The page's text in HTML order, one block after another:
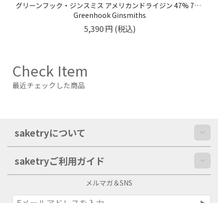
グリーンフック・ジンスミス アメリカンドライジン 47% 750ml
Greenhook Ginsmiths
5,390円 (税込)
Check Item
最近チェックした商品
saketryについて
saketryご利用ガイド
メルマガ＆SNS